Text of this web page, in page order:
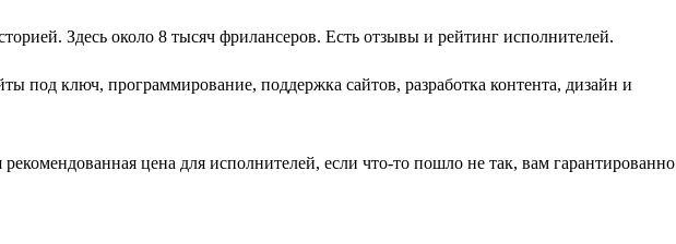
Здесь около 8 тысяч фрилансеров. Есть отзывы и рейтинг исполнителей.
под ключ, программирование, поддержка сайтов, разработка контента, дизайн и
цена для исполнителей, если что-то пошло не так, вам гарантированно